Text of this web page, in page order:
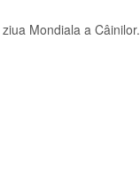
Mondiala a Câinilor.